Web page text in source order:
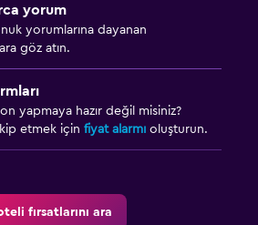
yorum
yorumlarına dayanan
göz atın.
yapmaya hazır değil misiniz?
etmek için fiyat alarmı oluşturun.
fırsatlarını ara